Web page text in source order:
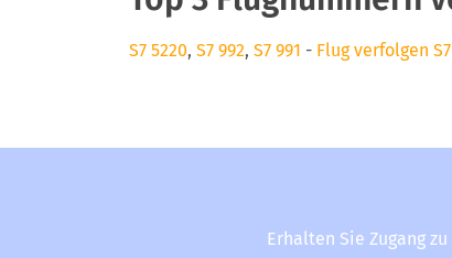
S7 5220, S7 992, S7 991 - Flug verfolgen
Erhalten Sie Zugang